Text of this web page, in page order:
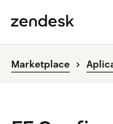
Marketplace